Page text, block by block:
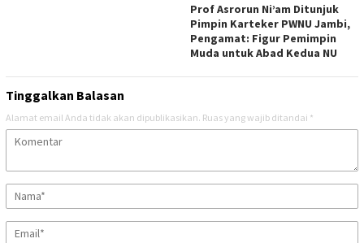
Prof Asrorun Ni’am Ditunjuk
Pimpin Karteker PWNU Jambi,
Pengamat: Figur Pemimpin
Muda untuk Abad Kedua NU
Tinggalkan Balasan
Alamat email Anda tidak akan dipublikasikan. Ruas yang wajib ditandai *